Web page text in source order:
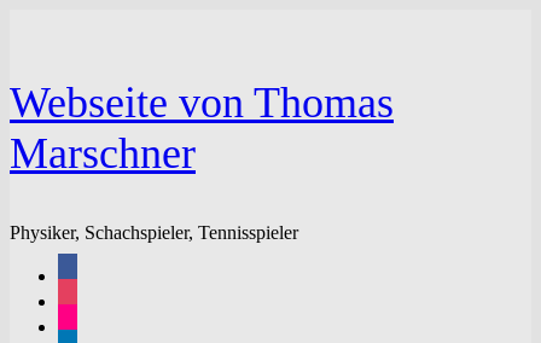
Webseite von Thomas
Marschner
Physiker, Schachspieler, Tennisspieler